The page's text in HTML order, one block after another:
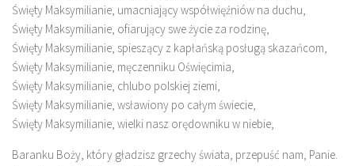
Święty Maksymilianie, umacniający współwięźniów na duchu,
Święty Maksymilianie, ofiarujący swe życie za rodzinę,
Święty Maksymilianie, spieszący z kapłańską posługą skazańcom,
Święty Maksymilianie, męczenniku Oświęcimia,
Święty Maksymilianie, chlubo polskiej ziemi,
Święty Maksymilianie, wsławiony po całym świecie,
Święty Maksymilianie, wielki nasz orędowniku w niebie,
Baranku Boży, który gładzisz grzechy świata, przepuść nam, Panie.